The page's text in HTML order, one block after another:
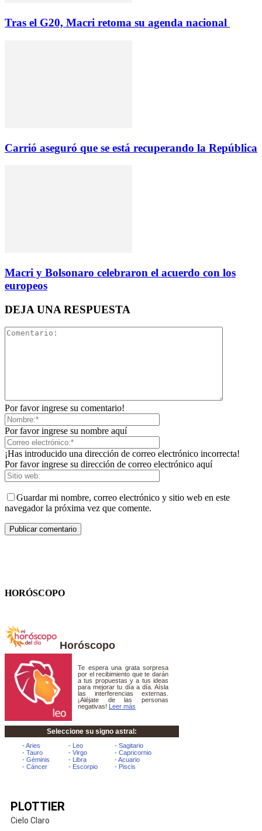
Tras el G20, Macri retoma su agenda nacional
Carrió aseguró que se está recuperando la República
Macri y Bolsonaro celebraron el acuerdo con los
europeos
DEJA UNA RESPUESTA
Por favor ingrese su comentario!
Por favor ingrese su nombre aquí
¡Has introducido una dirección de correo electrónico incorrecta!
Por favor ingrese su dirección de correo electrónico aquí
Guardar mi nombre, correo electrónico y sitio web en este
navegador la próxima vez que comente.
HORÓSCOPO
Horóscopo
PLOTTIER
Cielo Claro